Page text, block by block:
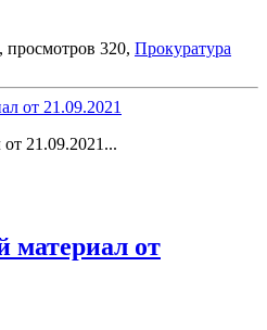
, просмотров 320, Прокуратура
21.09.2021...
от